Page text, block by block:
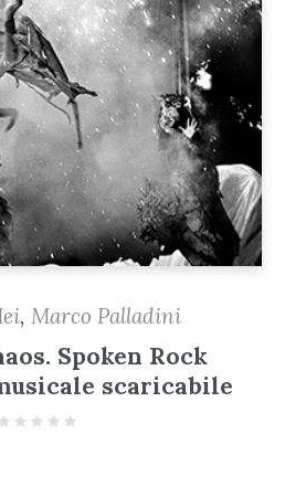
, Marco Palladini
Spoken Rock
scaricabile